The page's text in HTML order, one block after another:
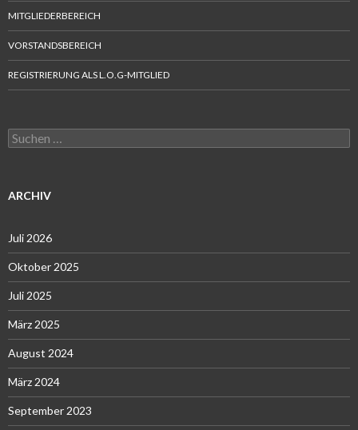
MITGLIEDERBEREICH
VORSTANDSBEREICH
REGISTRIERUNG ALS L.O.G-MITGLIED
Suchen
nach:
ARCHIV
Juli 2026
Oktober 2025
Juli 2025
März 2025
August 2024
März 2024
September 2023